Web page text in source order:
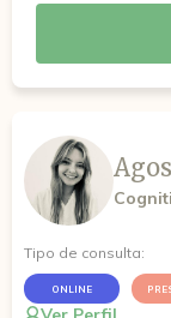
Tipo de consulta:
ONLINE